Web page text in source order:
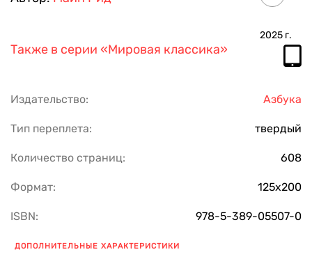
2025 г.
Также в серии «Мировая классика»
Издательство: Азбука
Тип переплета: твердый
Количество страниц: 608
Формат: 125х200
ISBN: 978-5-389-05507-0
ДОПОЛНИТЕЛЬНЫЕ ХАРАКТЕРИСТИКИ